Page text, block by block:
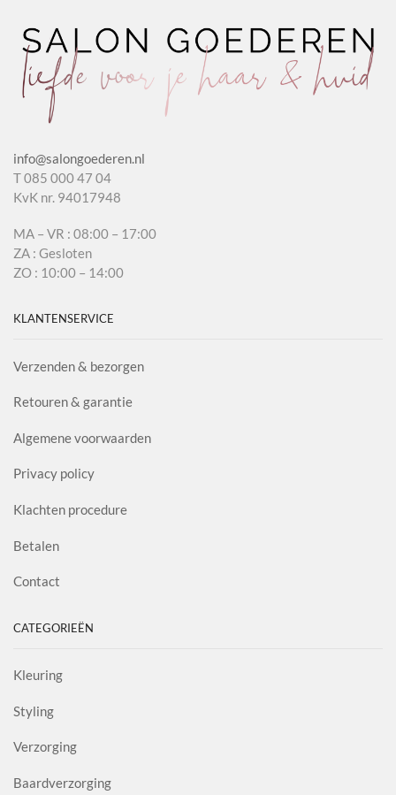
info@salongoederen.nl
T 085 000 47 04
KvK nr. 94017948
MA – VR : 08:00 – 17:00
ZA : Gesloten
ZO : 10:00 – 14:00
KLANTENSERVICE
Verzenden & bezorgen
Retouren & garantie
Algemene voorwaarden
Privacy policy
Klachten procedure
Betalen
Contact
CATEGORIEËN
Kleuring
Styling
Verzorging
Baardverzorging